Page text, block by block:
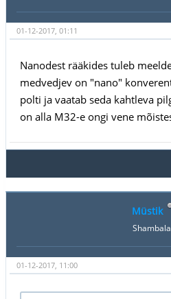
01-12-2017, 01:11
Nanodest rääkides tuleb
medvedjev on "nano"
polti ja vaatab seda kahtleva
on alla M32-e ongi vene
Müstik
01-12-2017, 11:00